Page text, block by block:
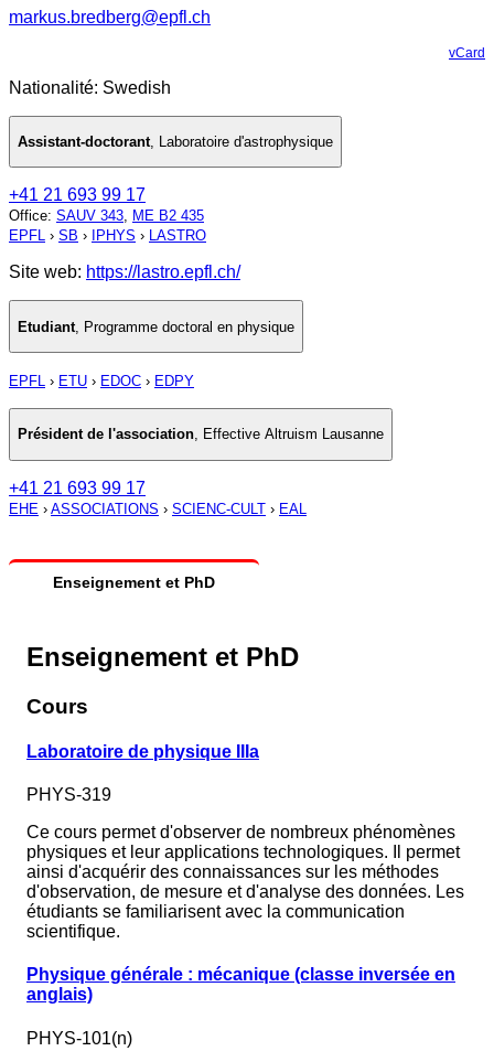
markus.bredberg@epfl.ch
vCard
Nationalité: Swedish
Assistant-doctorant, Laboratoire d'astrophysique
+41 21 693 99 17
Office: SAUV 343, ME B2 435
EPFL › SB › IPHYS › LASTRO
Site web: https://lastro.epfl.ch/
Etudiant Programme doctoral en physique
EPFL › ETU › EDOC › EDPY
Président de l'association, Effective Altruism Lausanne
+41 21 693 99 17
EHE › ASSOCIATIONS › SCIENC-CULT › EAL
Enseignement et PhD
Enseignement et PhD
Cours
Laboratoire de physique IIIa
PHYS-319
Ce cours permet d'observer de nombreux phénomènes
physiques et leur applications technologiques. Il permet
ainsi d'acquérir des connaissances sur les méthodes
d'observation, de mesure et d'analyse des données. Les
étudiants se familiarisent avec la communication
scientifique.
Physique générale : mécanique (classe inversée en
anglais)
PHYS-101(n)